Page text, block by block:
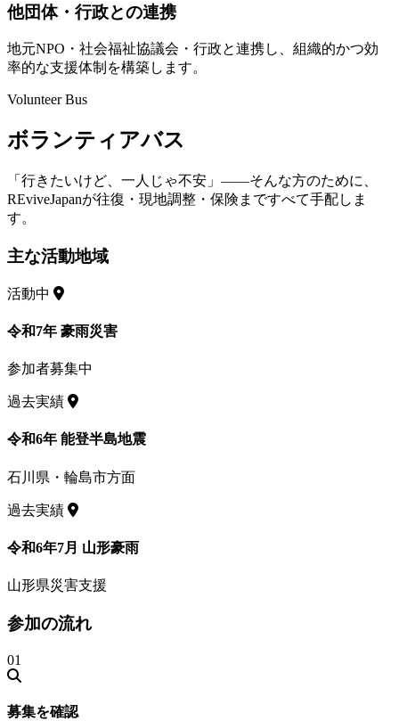
他団体・行政との連携
地元NPO・社会福祉協議会・行政と連携し、組織的かつ効
率的な支援体制を構築します。
Volunteer Bus
ボランティアバス
「行きたいけど、一人じゃ不安」——そんな方のために、
REviveJapanが往復・現地調整・保険まですべて手配しま
す。
主な活動地域
活動中
令和7年 豪雨災害
参加者募集中
過去実績
令和6年 能登半島地震
石川県・輪島市方面
過去実績
令和6年7月 山形豪雨
山形県災害支援
参加の流れ
01
募集を確認